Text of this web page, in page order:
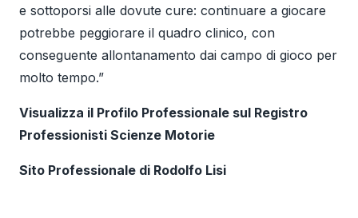
e sottoporsi alle dovute cure: continuare a giocare
potrebbe peggiorare il quadro clinico, con
conseguente allontanamento dai campo di gioco per
molto tempo.”
Visualizza il Profilo Professionale sul Registro
Professionisti Scienze Motorie
Sito Professionale di Rodolfo Lisi